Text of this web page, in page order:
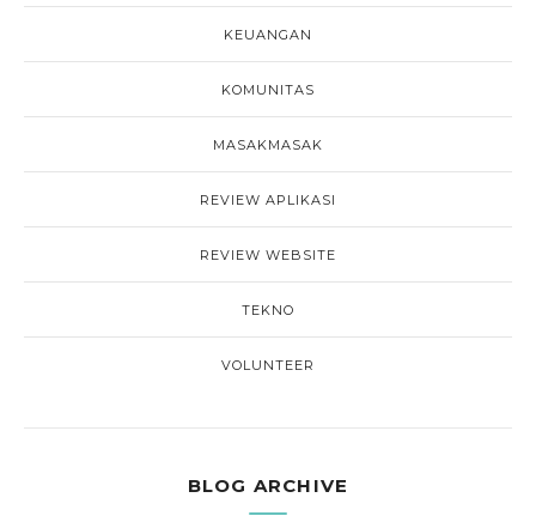
KEUANGAN
KOMUNITAS
MASAKMASAK
REVIEW APLIKASI
REVIEW WEBSITE
TEKNO
VOLUNTEER
BLOG ARCHIVE